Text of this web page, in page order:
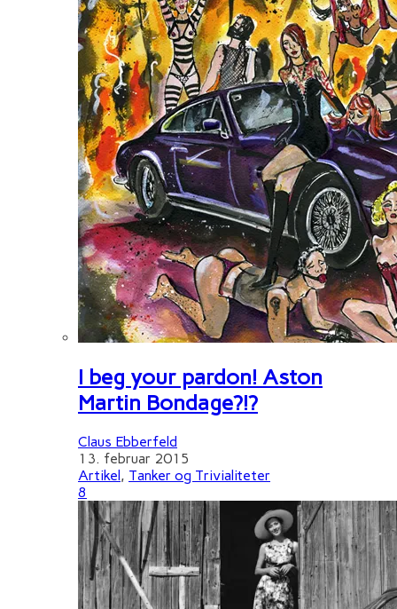
I beg your pardon! Aston
Martin Bondage?!?
Claus Ebberfeld
13. februar 2015
Artikel, Tanker og Trivialiteter
8